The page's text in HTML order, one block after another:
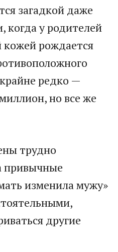
загадкой даже
когда у родителей
кожей рождается
редко —
но все же
трудно
привычные
изменила мужу»
другие